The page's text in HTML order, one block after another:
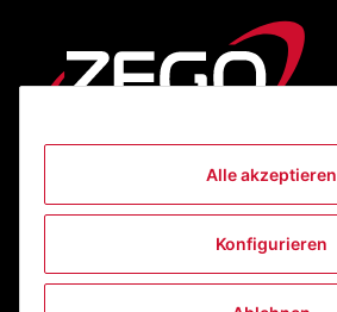
Alle akzeptieren
Konfigurieren
Informationen